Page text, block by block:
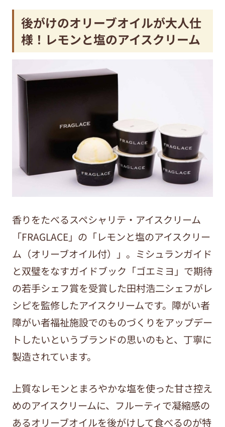
後がけのオリーブオイルが大人仕
様！レモンと塩のアイスクリーム
香りをたべるスペシャリテ・アイスクリーム
「FRAGLACE」の「レモンと塩のアイスクリー
ム（オリーブオイル付）」。ミシュランガイド
と双璧をなすガイドブック「ゴエミヨ」で期待
の若手シェフ賞を受賞した田村浩二シェフがレ
シピを監修したアイスクリームです。障がい者
障がい者福祉施設でのものづくりをアップデー
トしたいというブランドの思いのもと、丁寧に
製造されています。
上質なレモンとまろやかな塩を使った甘さ控え
めのアイスクリームに、フルーティで凝縮感の
あるオリーブオイルを後がけして食べるのが特